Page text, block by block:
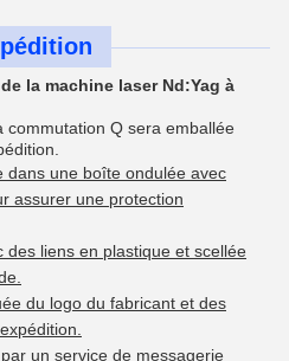
la machine laser Nd:Yag à
commutation Q sera emballée
dans une boîte ondulée avec
assurer une protection
des liens en plastique et scellée
du logo du fabricant et des
un service de messagerie